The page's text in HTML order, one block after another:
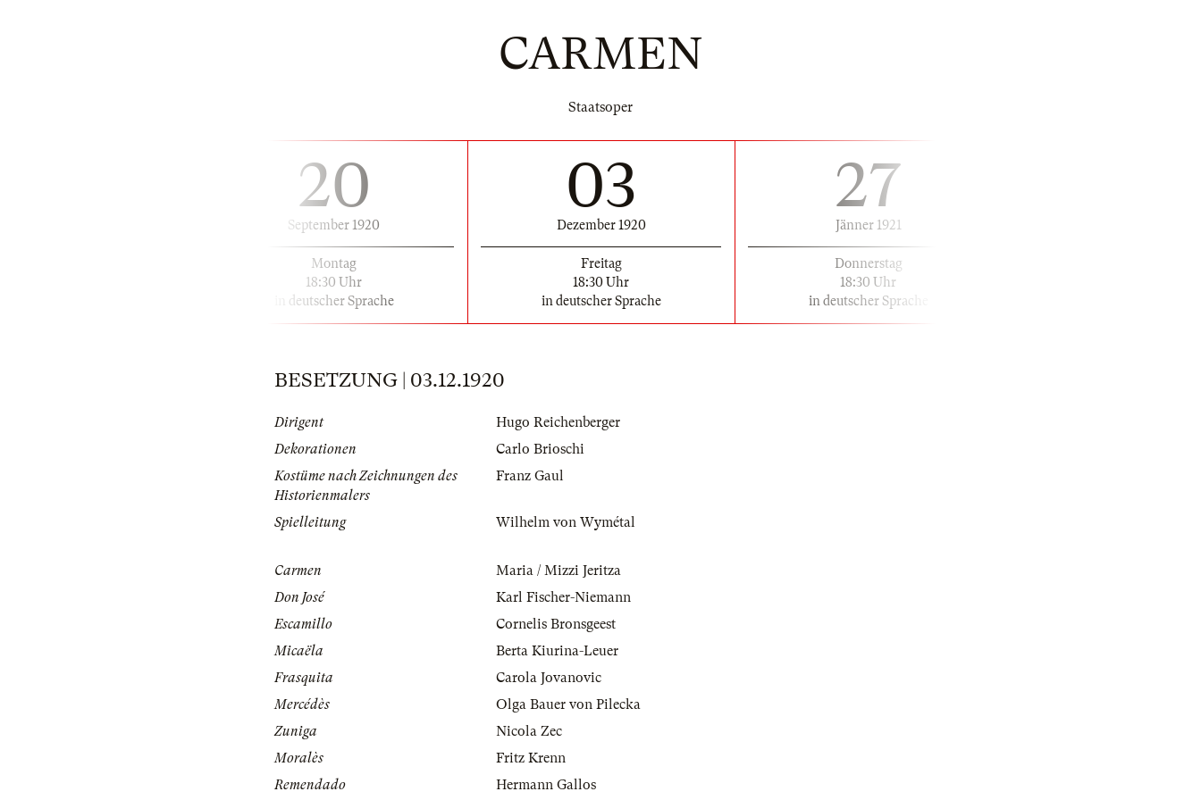
CARMEN
Staatsoper
20
September 1920
Montag
18:30 Uhr
in deutscher Sprache
03
Dezember 1920
Freitag
18:30 Uhr
in deutscher Sprache
27
Jänner 1921
Donnerstag
18:30 Uhr
in deutscher Sprache
BESETZUNG | 03.12.1920
Dirigent
Hugo Reichenberger
Dekorationen
Carlo Brioschi
Kostüme nach Zeichnungen des
Historienmalers
Franz Gaul
Spielleitung Wilhelm von Wymétal
Carmen
Maria / Mizzi Jeritza
Don José
Karl Fischer-Niemann
Escamillo
Cornelis Bronsgeest
Micaëla
Berta Kiurina-Leuer
Frasquita
Carola Jovanovic
Mercédès
Olga Bauer von Pilecka
Zuniga
Nicola Zec
Moralès
Fritz Krenn
Remendado
Hermann Gallos